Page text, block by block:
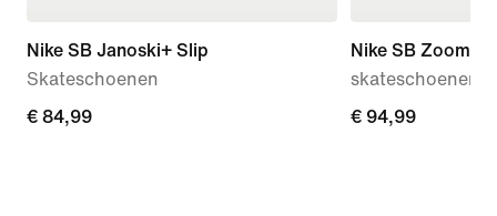
Nike SB Janoski+ Slip
Skateschoenen
€ 84,99
€ 84,99
Nike SB Zoom
skateschoenen
€ 94,99
€ 94,99